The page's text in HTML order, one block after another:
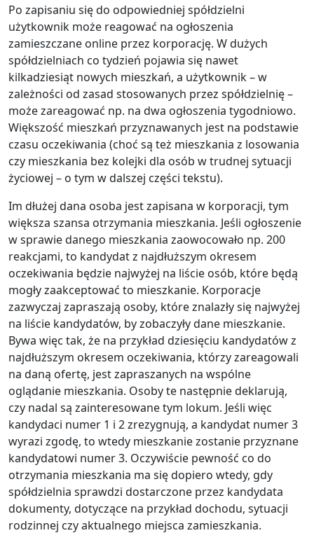
Po zapisaniu się do odpowiedniej spółdzielni
użytkownik może reagować na ogłoszenia
zamieszczane online przez korporację. W dużych
spółdzielniach co tydzień pojawia się nawet
kilkadziesiąt nowych mieszkań, a użytkownik – w
zależności od zasad stosowanych przez spółdzielnię –
może zareagować np. na dwa ogłoszenia tygodniowo.
Większość mieszkań przyznawanych jest na podstawie
czasu oczekiwania (choć są też mieszkania z losowania
czy mieszkania bez kolejki dla osób w trudnej sytuacji
życiowej – o tym w dalszej części tekstu).
Im dłużej dana osoba jest zapisana w korporacji, tym
większa szansa otrzymania mieszkania. Jeśli ogłoszenie
w sprawie danego mieszkania zaowocowało np. 200
reakcjami, to kandydat z najdłuższym okresem
oczekiwania będzie najwyżej na liście osób, które będą
mogły zaakceptować to mieszkanie. Korporacje
zazwyczaj zapraszają osoby, które znalazły się najwyżej
na liście kandydatów, by zobaczyły dane mieszkanie.
Bywa więc tak, że na przykład dziesięciu kandydatów z
najdłuższym okresem oczekiwania, którzy zareagowali
na daną ofertę, jest zapraszanych na wspólne
oglądanie mieszkania. Osoby te następnie deklarują,
czy nadal są zainteresowane tym lokum. Jeśli więc
kandydaci numer 1 i 2 zrezygnują, a kandydat numer 3
wyrazi zgodę, to wtedy mieszkanie zostanie przyznane
kandydatowi numer 3. Oczywiście pewność co do
otrzymania mieszkania ma się dopiero wtedy, gdy
spółdzielnia sprawdzi dostarczone przez kandydata
dokumenty, dotyczące na przykład dochodu, sytuacji
rodzinnej czy aktualnego miejsca zamieszkania.